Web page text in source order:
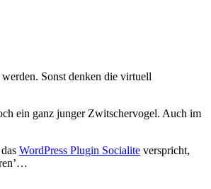
Sonst denken die virtuell
ein ganz junger Zwitschervogel. Auch im
WordPress Plugin Socialite verspricht,